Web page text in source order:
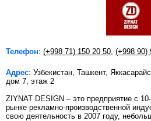
Телефон: (+998 71) 150 20 50 (+998 90)
Адрес: Узбекистан, Ташкент,
дом 7, этаж 2
ZIYNAT DESIGN – это предприятие с
рынке рекламно-производственной
свою деятельность в 2007 году,